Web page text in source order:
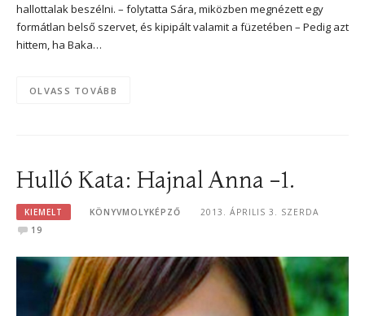
hallottalak beszélni. – folytatta Sára, miközben megnézett egy
formátlan belső szervet, és kipipált valamit a füzetében – Pedig azt
hittem, ha Baka…
OLVASS TOVÁBB
Hulló Kata: Hajnal Anna -1.
KIEMELT KÖNYVMOLYKÉPZŐ
2013. ÁPRILIS 3. SZERDA
19